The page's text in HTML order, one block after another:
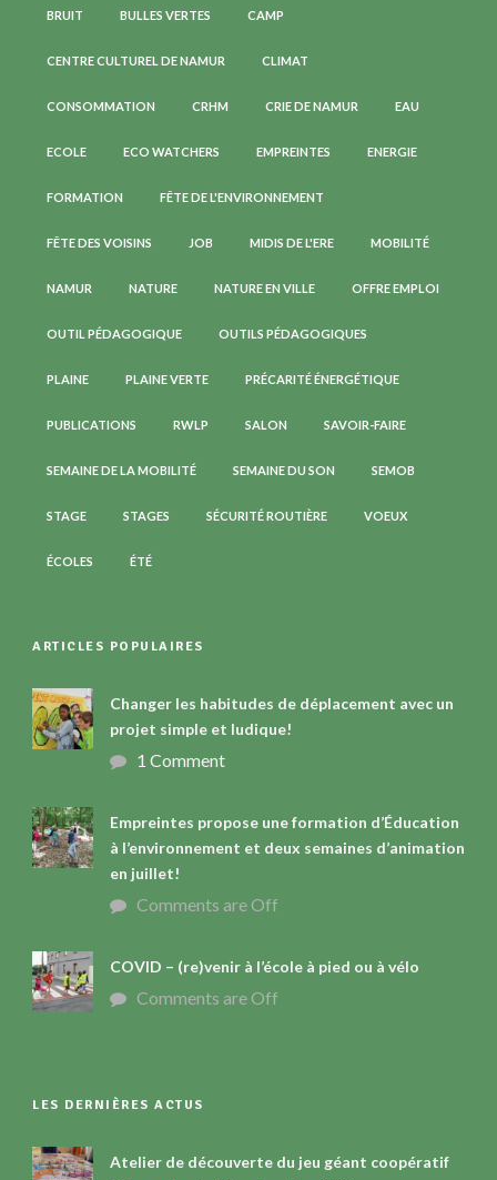
BRUIT BULLES VERTES CAMP
CENTRE CULTUREL DE NAMUR CLIMAT
CONSOMMATION CRHM CRIE DE NAMUR EAU
ECOLE ECO WATCHERS EMPREINTES ENERGIE
FORMATION FÊTE DE L'ENVIRONNEMENT
FÊTE DES VOISINS JOB MIDIS DE L'ERE MOBILITÉ
NAMUR NATURE NATURE EN VILLE OFFRE EMPLOI
OUTIL PÉDAGOGIQUE OUTILS PÉDAGOGIQUES
PLAINE PLAINE VERTE PRÉCARITÉ ÉNERGÉTIQUE
PUBLICATIONS RWLP SALON SAVOIR-FAIRE
SEMAINE DE LA MOBILITÉ SEMAINE DU SON SEMOB
STAGE STAGES SÉCURITÉ ROUTIÈRE VOEUX
ÉCOLES ÉTÉ
ARTICLES POPULAIRES
Changer les habitudes de déplacement avec un
projet simple et ludique!
1 Comment
Empreintes propose une formation d’Éducation
à l’environnement et deux semaines d’animation
en juillet!
Comments are Off
COVID – (re)venir à l’école à pied ou à vélo
Comments are Off
LES DERNIÈRES ACTUS
Atelier de découverte du jeu géant coopératif